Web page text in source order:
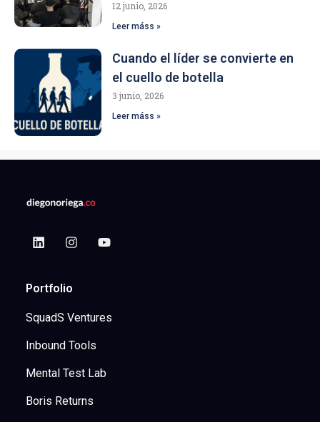
12 junio, 2026
Leer máss »
Cuando el líder se convierte en
el cuello de botella
3 junio, 2026
Leer máss »
Portfolio
SquadS Ventures
Inbound Tools
Mental Test Lab
Boris Returns